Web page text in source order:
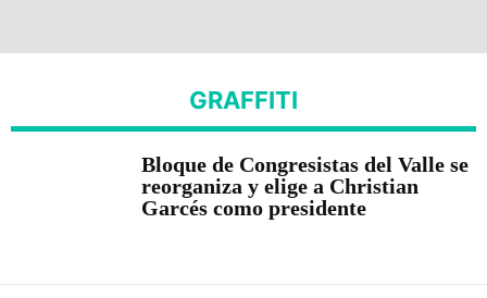
GRAFFITI
Bloque de Congresistas del Valle se
reorganiza y elige a Christian
Garcés como presidente